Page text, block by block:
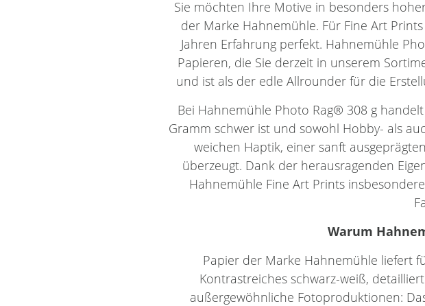
Sie möchten Ihre Motive in besonders
der Marke Hahnemühle. Für Fine Art
Jahren Erfahrung perfekt. Hahnemühle
Papieren, die Sie derzeit in unserem
und ist als der edle Allrounder für die
Bei Hahnemühle Photo Rag® 308 g
Gramm schwer ist und sowohl Hobby- als
weichen Haptik, einer sanft
überzeugt. Dank der herausragenden
Hahnemühle Fine Art Prints
Warum
Papier der Marke Hahnemühle liefert
Kontrastreiches schwarz-weiß,
außergewöhnliche Fotoproduktionen: